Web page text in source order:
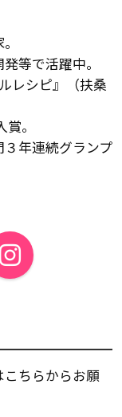
等で活躍中。
レシピ』（扶桑
。
３年連続グランプ
こちらからお願